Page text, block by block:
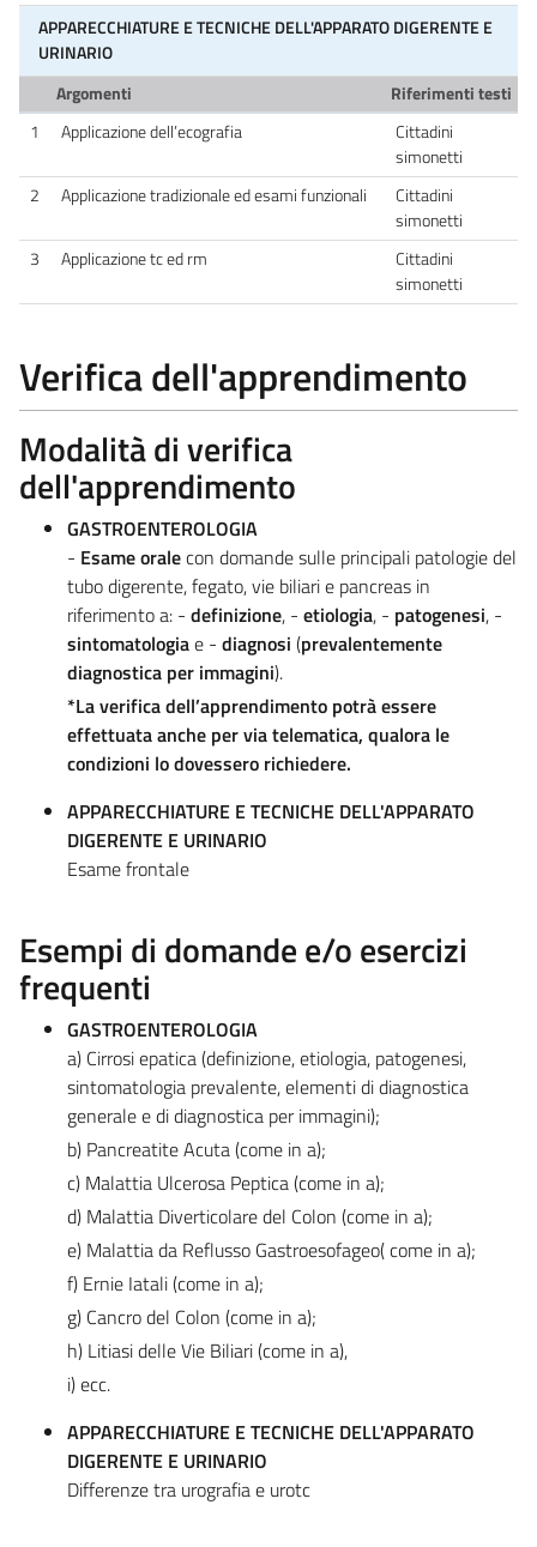
APPARECCHIATURE E TECNICHE DELL'APPARATO DIGERENTE E
URINARIO
Argomenti
Riferimenti testi
1
Applicazione dell’ecografia
Cittadini
simonetti
2
Applicazione tradizionale ed esami funzionali
Cittadini
simonetti
3
Applicazione tc ed rm
Cittadini
simonetti
Verifica dell'apprendimento
Modalità di verifica
dell'apprendimento
GASTROENTEROLOGIA
- Esame oralecon domande sulle principali patologie del
tubo digerente, fegato, vie biliari e pancreas in
riferimento a: - definizione, - etiologia, - patogenesi, -
sintomatologiae - diagnosi (prevalentemente
diagnostica per immagini).
*La verifica dell’apprendimento potrà essere
effettuata anche per via telematica, qualora le
condizioni lo dovessero richiedere.
APPARECCHIATURE E TECNICHE DELL'APPARATO
DIGERENTE E URINARIO
Esame frontale
Esempi di domande e/o esercizi
frequenti
GASTROENTEROLOGIA
a) Cirrosi epatica (definizione, etiologia, patogenesi,
sintomatologia prevalente, elementi di diagnostica
generale e di diagnostica per immagini);
b) Pancreatite Acuta (come in a);
c) Malattia Ulcerosa Peptica (come in a);
d) Malattia Diverticolare del Colon (come in a);
e) Malattia da Reflusso Gastroesofageo( come in a);
f) Ernie Iatali (come in a);
g) Cancro del Colon (come in a);
h) Litiasi delle Vie Biliari (come in a),
i) ecc.
APPARECCHIATURE E TECNICHE DELL'APPARATO
DIGERENTE E URINARIO
Differenze tra urografia e urotc